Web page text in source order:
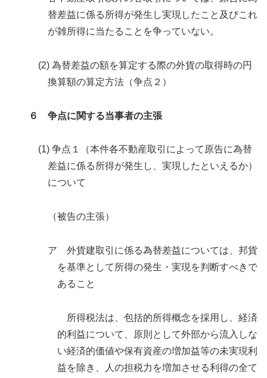
替差益に係る所得が発生し実現したこと及びこれ
が雑所得に当たることを争っていない。
(2) 為替差益の額を算定する際の外貨の取得時の円
換算額の算定方法（争点２）
６ 争点に関する当事者の主張
(1) 争点１（本件各不動産取引によって原告に為替
差益に係る所得が発生し、実現したといえるか）
について
（被告の主張）
ア 外貨建取引に係る為替差益については、邦貨
を基準として所得の発生・実現を判断すべきで
あること
所得税法は、包括的所得概念を採用し、経済
的利益について、原則として外部から流入しな
い経済的価値や保有資産の増加益等の未実現利
益を除き、人の担税力を増加させる利得の全て